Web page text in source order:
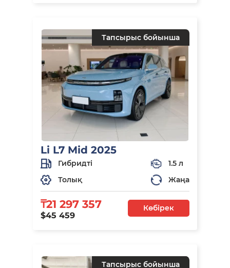
Тапсырыс бойынша
Li L7 Mid 2025
Гибридті
1.5 л
Толық
Жаңа
₸21 297 357
$45 459
Көбірек
Тапсырыс бойынша